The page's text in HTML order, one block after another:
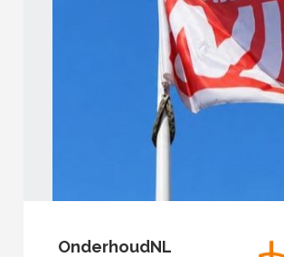
OnderhoudNL